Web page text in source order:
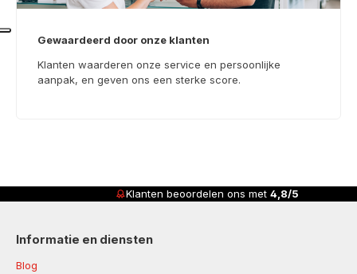
Gewaardeerd door onze klanten
Klanten waarderen onze service en persoonlijke
aanpak, en geven ons een sterke score.
Klanten beoordelen ons met4,8/5
Informatie en diensten
Blog